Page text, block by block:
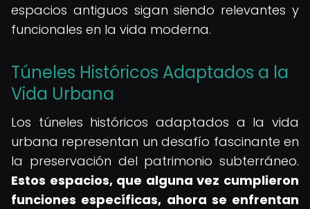
espacios antiguos sigan siendo relevantes y
funcionales en la vida moderna.
Túneles Históricos Adaptados a la
Vida Urbana
Los túneles históricos adaptados a la vida
urbana representan un desafío fascinante en
la preservación del patrimonio subterráneo.
Estos espacios, que alguna vez cumplieron
funciones específicas, ahora se enfrentan